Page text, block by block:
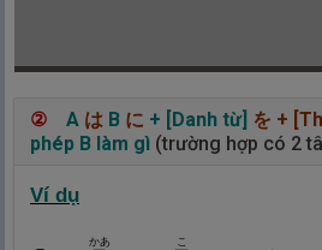
② A は B に + [Danh từ] を +
phép B làm gì (trường hợp có 2
Ví dụ
かあ こ